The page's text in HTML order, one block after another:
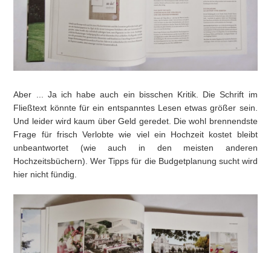
Aber ... Ja ich habe auch ein bisschen Kritik. Die Schrift im
Fließtext könnte für ein entspanntes Lesen etwas größer sein.
Und leider wird kaum über Geld geredet. Die wohl brennendste
Frage für frisch Verlobte wie viel ein Hochzeit kostet bleibt
unbeantwortet (wie auch in den meisten anderen
Hochzeitsbüchern). Wer Tipps für die Budgetplanung sucht wird
hier nicht fündig.